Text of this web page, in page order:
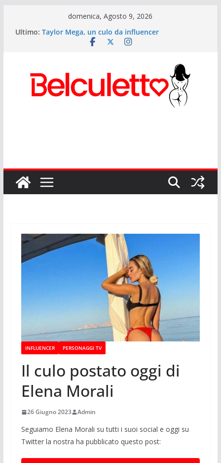
domenica, Agosto 9, 2026
Ultimo: Taylor Mega, un culo da influencer
Elettra Lamborghini: i segreti del culetto più
Anitta: il Lato B più potente del pop mondiale
Sexy Giorgia il lato b di Onlyfans
Rihanna ed il suo lato b musicale
INFLUENCER PERSONAGGI TV
Il culo postato oggi di
Elena Morali
26 Giugno 2023 Admin
Seguiamo Elena Morali su tutti i suoi social e oggi su
Twitter la nostra ha pubblicato questo post: